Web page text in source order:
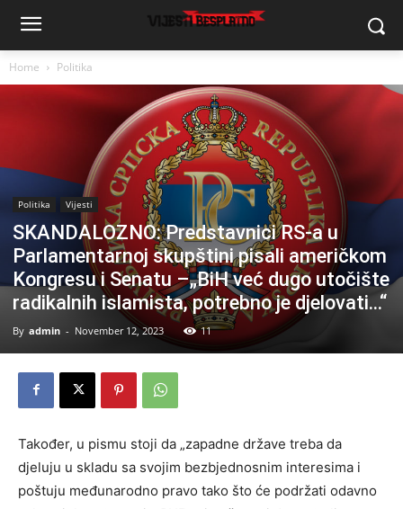
Home Politika
Politika Vijesti
SKANDALOZNO: Predstavnici RS-a u
Parlamentarnoj skupštini pisali američkom
Kongresu i Senatu –„BiH već dugo utočište
radikalnih islamista, potrebno je djelovati…“
By admin - November 12, 2023 11
Također, u pismu stoji da „zapadne države treba da
djeluju u skladu sa svojim bezbjednosnim interesima i
poštuju međunarodno pravo tako što će podržati odavno